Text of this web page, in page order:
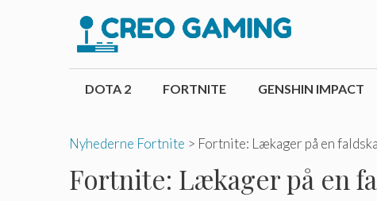
DOTA 2 FORTNITE GENSHIN IMPACT
Nyhederne Fortnite > Fortnite: Lækager på en
Fortnite: Lækager på en